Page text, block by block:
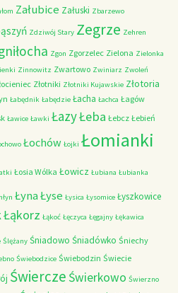
Załubice Załuski Zbarzewo
Zdziwój Stary Zegrze Zehren
Zgon Zgorzelec Zielona Zielonka
Zinnowitz Zwartowo Zwiniarz Zwoleń
Złotniki Złotniki Kujawskie Złotoria
Łabędnik Łabędzie Łacha Łachca Łagów
Ławice Ławki ŁazyŁeba Łebcz Łebień
Łochów Łojki Łomianki
Łosia Wólka Łowicz Łubiana Łubianka
ŁynaŁyse Łysica Łysomice Łyszkowice
Łąkorz Łąkoć Łęczyca Łęgajny Łękawica
Ślężany Śniadowo Śniadówko Śniechy
Świebodzice Świebodzin Świecie
Świercze Świerkowo Świerzno